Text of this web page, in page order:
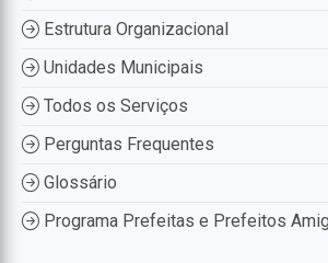
Estrutura Organizacional
Unidades Municipais
Todos os Serviços
Perguntas Frequentes
Glossário
Programa Prefeitas e Prefeitos